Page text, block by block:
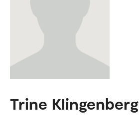
Trine Klingenberg